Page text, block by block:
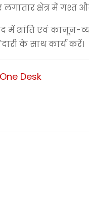
क्षेत्र में गश्त
शांति एवं कानून-
के साथ कार्य करें।
Desk